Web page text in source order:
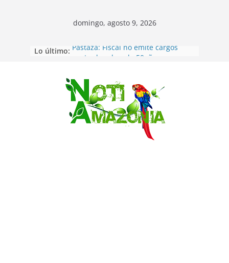
Saltar
domingo, agosto 9, 2026
Lo último: Pastaza: Fiscal no emite cargos
con una menor de10 años en
frontera sur
Napo: presunto sicariato en cantón
Archidona
Ecuador: dos jóvenes de 22 años
desaparecidos fueron encontrados
muertos en Puerto lopez